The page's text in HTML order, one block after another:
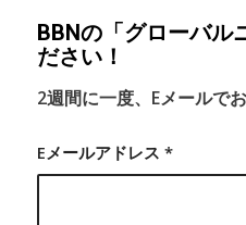
BBNの「グローバル
ださい！
2週間に一度、Eメールで
Eメールアドレス *